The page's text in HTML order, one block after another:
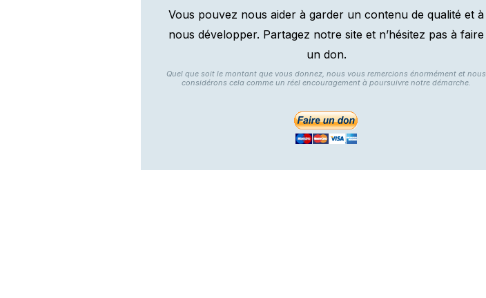
Vous pouvez nous aider à garder un contenu de qualité et à
nous développer. Partagez notre site et n’hésitez pas à faire
un don.
Quel que soit le montant que vous donnez, nous vous remercions énormément et nous
considérons cela comme un réel encouragement à poursuivre notre démarche.